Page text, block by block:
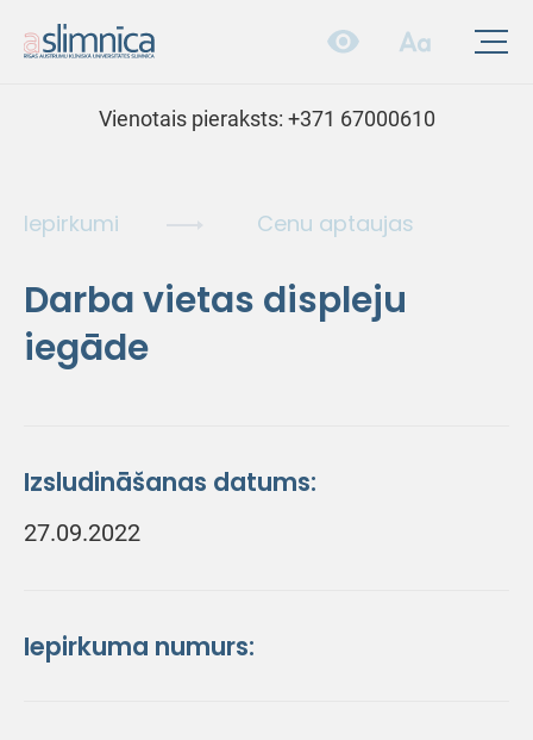
Vienotais pieraksts: +371 67000610
Iepirkumi Cenu aptaujas
Darba vietas displeju
iegāde
Izsludināšanas datums:
27.09.2022
Iepirkuma numurs: